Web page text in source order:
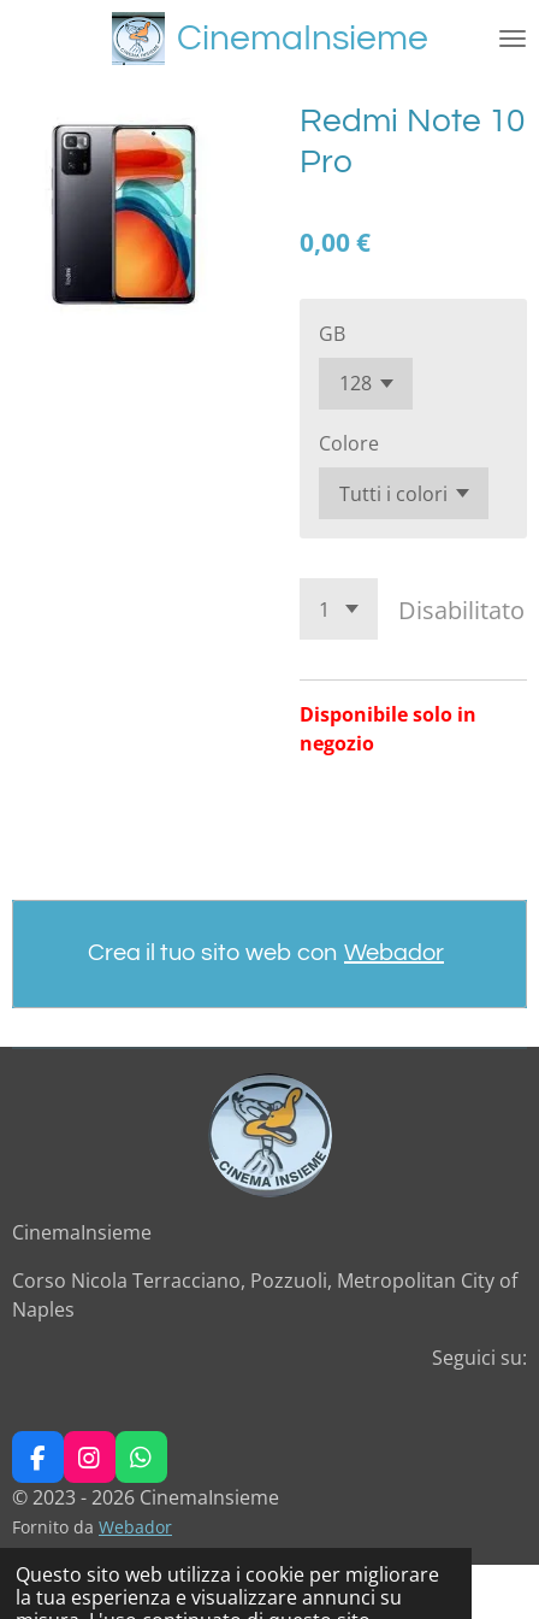
Questo sito web utilizza i cookie per migliorare
la tua esperienza e visualizzare annunci su
CinemaInsieme
Redmi Note 10
Pro
0,00 €
GB
Colore
Disabilitato
Disponibile solo in
negozio
Crea il tuo sito web con Webador
CinemaInsieme
Corso Nicola Terracciano, Pozzuoli, Metropolitan City of
Naples
Seguici su:
F
a
c
e
o
o
I
n
s
t
g
r
W
h
a
t
A
p
© 2023 - 2026 CinemaInsieme
Fornito da Webador